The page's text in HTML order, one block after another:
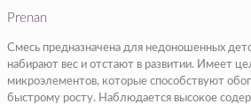
Prenan
Смесь предназначена для недоношенных
набирают вес и отстают в развитии. Имеет
микроэлементов, которые способствуют
быстрому росту. Наблюдается высокое